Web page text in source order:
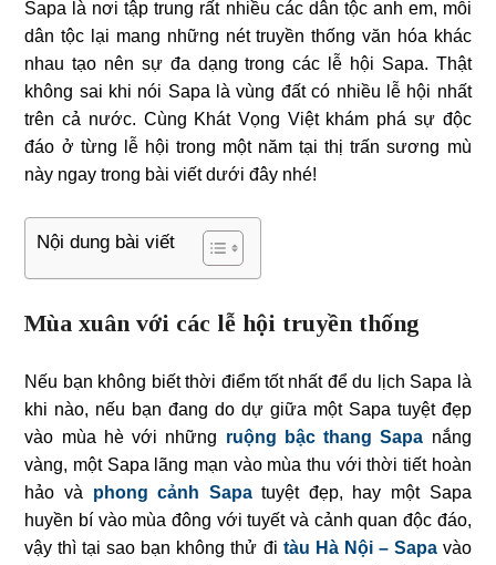
Sapa là nơi tập trung rất nhiều các dân tộc anh em, mỗi
dân tộc lại mang những nét truyền thống văn hóa khác
nhau tạo nên sự đa dạng trong các lễ hội Sapa. Thật
không sai khi nói Sapa là vùng đất có nhiều lễ hội nhất
trên cả nước. Cùng Khát Vọng Việt khám phá sự độc
đáo ở từng lễ hội trong một năm tại thị trấn sương mù
này ngay trong bài viết dưới đây nhé!
Nội dung bài viết
Mùa xuân với các lễ hội truyền thống
Nếu bạn không biết thời điểm tốt nhất để du lịch Sapa là
khi nào, nếu bạn đang do dự giữa một Sapa tuyệt đẹp
vào mùa hè với những ruộng bậc thang Sapa nắng
vàng, một Sapa lãng mạn vào mùa thu với thời tiết hoàn
hảo và phong cảnh Sapatuyệt đẹp, hay một Sapa
huyền bí vào mùa đông với tuyết và cảnh quan độc đáo,
vậy thì tại sao bạn không thử đi tàu Hà Nội – Sapavào